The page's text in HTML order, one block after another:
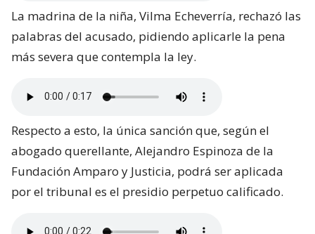
La madrina de la niña, Vilma Echeverría, rechazó las
palabras del acusado, pidiendo aplicarle la pena
más severa que contempla la ley.
Respecto a esto, la única sanción que, según el
abogado querellante, Alejandro Espinoza de la
Fundación Amparo y Justicia, podrá ser aplicada
por el tribunal es el presidio perpetuo calificado.